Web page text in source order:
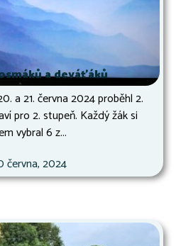
a deváťáků
a 21. června 2024 proběhl 2.
pro 2. stupeň. Každý žák si
vybral 6 z...
června, 2024